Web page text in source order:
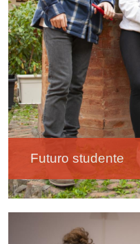
Futuro studente